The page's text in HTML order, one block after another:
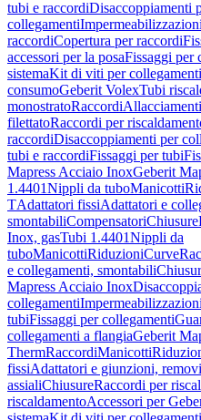
tubi e raccordiDisaccoppiamenti
collegamenti
raccordiCopertura per raccordi
accessori per la posaFissaggi per
sistemaKit di viti per
consumoGeberit VolexTubi
monostratoRaccordiAllacciamenti
filettatoRaccordi per
raccordiDisaccoppiamenti per
tubi e raccordiFissaggi per tubi
Mapress Acciaio InoxGeberit
1.4401Nippli da tuboManicotti
TAdattatori fissiAdattatori e
smontabiliCompensatoriChiusure
Inox, gasTubi 1.4401Nippli da
tuboManicottiRiduzioniCurve
e collegamenti, smontabili
Mapress Acciaio Inox
collegamenti
tubiFissaggi per collegamenti
collegamenti a flangiaGeberit
ThermRaccordiManicotti
fissiAdattatori e giunzioni,
assialiChiusureRaccordi per
riscaldamentoAccessori per